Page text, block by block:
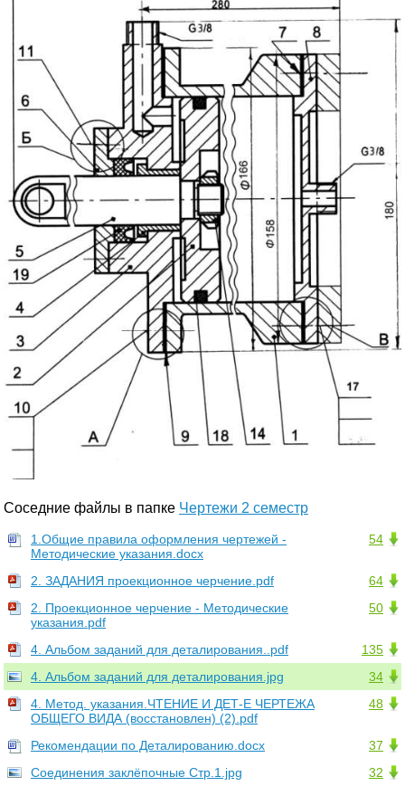
Соседние файлы в папке Чертежи 2 семестр
54
1.Общие правила оформления чертежей -
Методические указания.docx
64
2. ЗАДАНИЯ проекционное черчение.pdf
50
2. Проекционное черчение - Методические
указания.pdf
135
4. Альбом заданий для деталирования..pdf
34
4. Альбом заданий для деталирования.jpg
48
4. Метод. указания.ЧТЕНИЕ И ДЕТ-Е ЧЕРТЕЖА
ОБЩЕГО ВИДА (восстановлен) (2).pdf
37
Рекомендации по Деталированию.docx
32
Соединения заклёпочные Стр.1.jpg